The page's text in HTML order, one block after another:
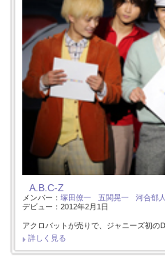
A.B.C-Z
メンバー： 塚田僚一 五関晃一 河合郁人
デビュー：2012年2月1日
アクロバットが売りで、ジャニーズ初の
詳しく見る